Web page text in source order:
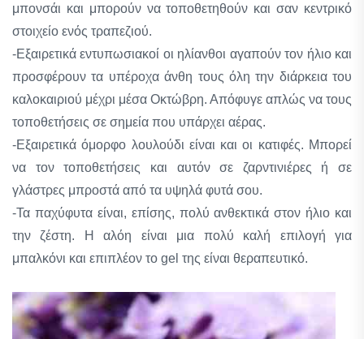
μπονσάι και μπορούν να τοποθετηθούν και σαν κεντρικό
στοιχείο ενός τραπεζιού.
-Εξαιρετικά εντυπωσιακοί οι ηλίανθοι αγαπούν τον ήλιο και
προσφέρουν τα υπέροχα άνθη τους όλη την διάρκεια του
καλοκαιριού μέχρι μέσα Οκτώβρη. Απόφυγε απλώς να τους
τοποθετήσεις σε σημεία που υπάρχει αέρας.
-Εξαιρετικά όμορφο λουλούδι είναι και οι κατιφές. Μπορεί
να τον τοποθετήσεις και αυτόν σε ζαρντινιέρες ή σε
γλάστρες μπροστά από τα υψηλά φυτά σου.
-Τα παχύφυτα είναι, επίσης, πολύ ανθεκτικά στον ήλιο και
την ζέστη. Η αλόη είναι μια πολύ καλή επιλογή για
μπαλκόνι και επιπλέον το gel της είναι θεραπευτικό.